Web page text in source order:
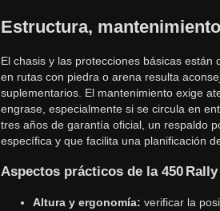
Estructura,
El chasis y las protecciones básicas
en rutas con piedra o arena resulta
suplementarios. El mantenimiento exige
engrase, especialmente si se circula en
tres años de garantía oficial, un respaldo
específica y que facilita una planificación
Aspectos prácticos de la 450 Rally
Altura y ergonomía: verificar la